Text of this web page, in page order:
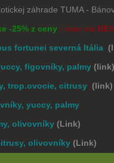
záhrade TUMA -
-25% z ceny- viac viz
fortunei severná Itália
figovníky, palmy (link)
trop.ovocie, citrusy(link)
yuccy, palmy
olivovníky (Link)
olivovníky (Link)